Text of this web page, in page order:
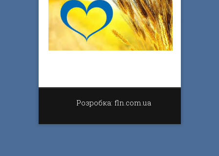
Розробка: fln.com.ua